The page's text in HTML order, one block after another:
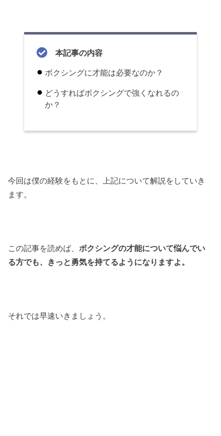
本記事の内容
ボクシングに才能は必要なのか？
どうすればボクシングで強くなれるの
か？
今回は僕の経験をもとに、上記について解説をしていき
ます。
この記事を読めば、ボクシングの才能について悩んでい
る方でも、きっと勇気を持てるようになりますよ。
それでは早速いきましょう。